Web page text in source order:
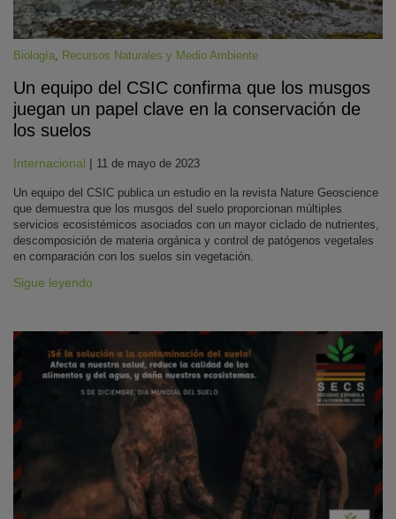
Biología, Recursos Naturales y Medio Ambiente
Un equipo del CSIC confirma que los musgos
juegan un papel clave en la conservación de
los suelos
Internacional | 11 de mayo de 2023
Un equipo del CSIC publica un estudio en la revista Nature Geoscience
que demuestra que los musgos del suelo proporcionan múltiples
servicios ecosistémicos asociados con un mayor ciclado de nutrientes,
descomposición de materia orgánica y control de patógenos vegetales
en comparación con los suelos sin vegetación.
Sigue leyendo